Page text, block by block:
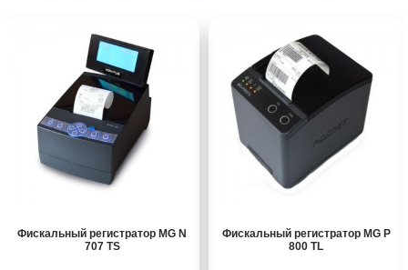
Фискальный регистратор MG N
707 TS
Фискальный регистратор MG P
800 TL